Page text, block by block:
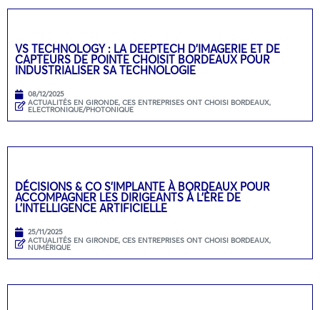
VS TECHNOLOGY : LA DEEPTECH D’IMAGERIE ET DE
CAPTEURS DE POINTE CHOISIT BORDEAUX POUR
INDUSTRIALISER SA TECHNOLOGIE
08/12/2025
ACTUALITÉS EN GIRONDE, CES ENTREPRISES ONT CHOISI BORDEAUX,
ELECTRONIQUE/PHOTONIQUE
DÉCISIONS & CO S’IMPLANTE À BORDEAUX POUR
ACCOMPAGNER LES DIRIGEANTS À L’ÈRE DE
L’INTELLIGENCE ARTIFICIELLE
25/11/2025
ACTUALITÉS EN GIRONDE, CES ENTREPRISES ONT CHOISI BORDEAUX,
NUMÉRIQUE